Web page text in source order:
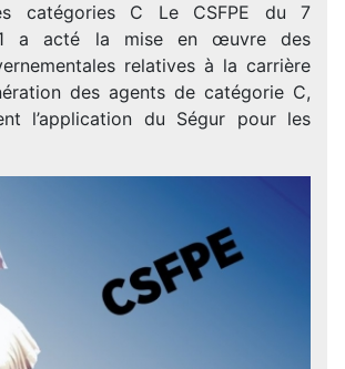
catégories C Le CSFPE du 7
a acté la mise en œuvre des
relatives à la carrière
des agents de catégorie C,
l’application du Ségur pour les